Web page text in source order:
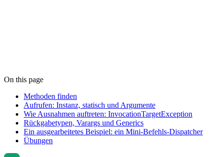
On this page
Methoden finden
Aufrufen: Instanz, statisch und Argumente
Wie Ausnahmen auftreten: InvocationTargetException
Rückgabetypen, Varargs und Generics
Ein ausgearbeitetes Beispiel: ein Mini-Befehls-Dispatcher
Übungen